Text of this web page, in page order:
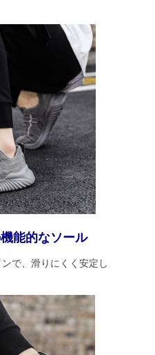
能的なソール
で、滑りにくく安定し